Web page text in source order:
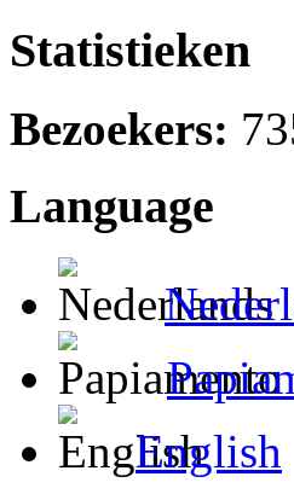
Statistieken
Bezoekers:
Language
English